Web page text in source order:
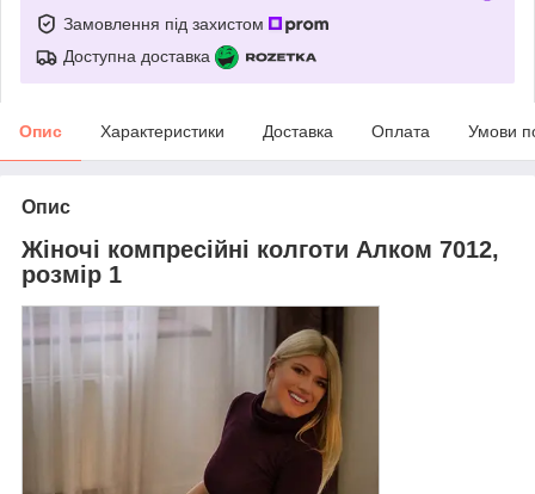
Замовлення під захистом
Доступна доставка
Опис Характеристики Доставка Оплата Умови
Опис
Жіночі компресійні колготи Алком 7012,
розмір 1